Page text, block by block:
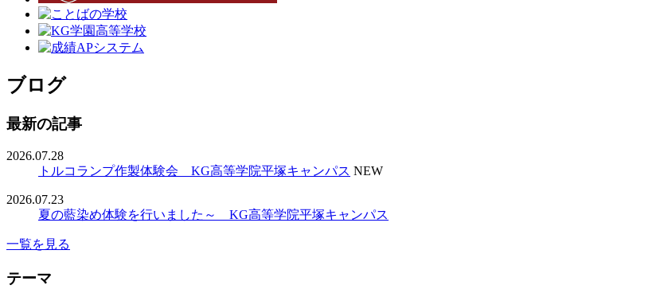
ブログ
最新の記事
2026.07.28
トルコランプ作製体験会 KG高等学院平塚キャンパス NEW
2026.07.23
夏の藍染め体験を行いました～ KG高等学院平塚キャンパス
一覧を見る
テーマ